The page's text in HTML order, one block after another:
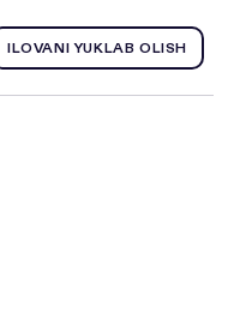
ILOVANI YUKLAB OLISH